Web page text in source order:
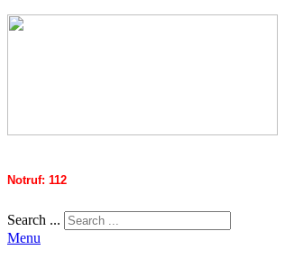
Notruf: 112
Search ...
Menu